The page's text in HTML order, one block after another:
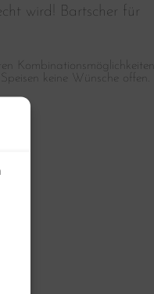
wird! Bartscher für
Kombinationsmöglichkeiten
keine Wünsche offen.